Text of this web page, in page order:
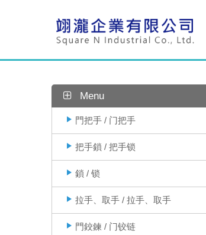
Menu
門把手 / 门把手
把手鎖 / 把手锁
鎖 / 锁
拉手、取手 / 拉手、取手
門鉸鍊 / 门铰链